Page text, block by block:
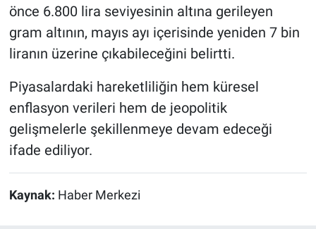
önce 6.800 lira seviyesinin altına gerileyen
gram altının, mayıs ayı içerisinde yeniden 7 bin
liranın üzerine çıkabileceğini belirtti.
Piyasalardaki hareketliliğin hem küresel
enflasyon verileri hem de jeopolitik
gelişmelerle şekillenmeye devam edeceği
ifade ediliyor.
Kaynak: Haber Merkezi